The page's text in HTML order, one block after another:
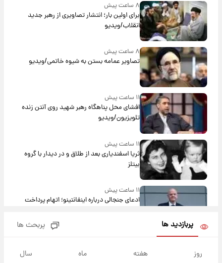
۸ ساعت پیش
برای اولین بار؛ انتشار تصاویری از رهبر جدید
انقلاب/ویدیو
۸ ساعت پیش
تصاویر عمامه بستن به شیوه خاتمی/ویدیو
۱۱ ساعت پیش
افشای محل پناهگاه‌ رهبر شهید روی آنتن زنده
تلویزیون/ویدیو
۱۱ ساعت پیش
ثریا اسفندیاری بعد از طلاق و در دیدار با گروه
بیتلز
۱۱ ساعت پیش
ادعای جنجالی درباره اینفانتینو؛ اتهام پرداخت
آلزایمر و زوال عقل افزایش می‌یابد؟
پربازدید ها پربحث ها
روز هفته ماه سال